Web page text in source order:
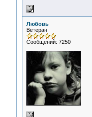
Любовь
Ветеран
Сообщений: 7250